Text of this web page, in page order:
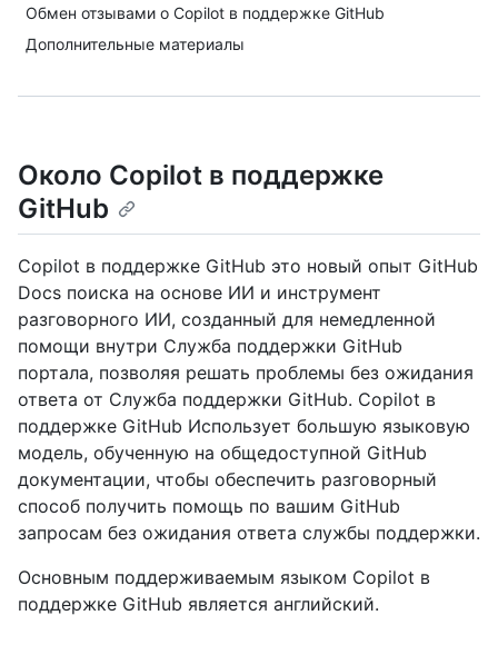
Обмен отзывами о Copilot в поддержке GitHub
Дополнительные материалы
Около Copilot в поддержке
GitHub
Copilot в поддержке GitHub это новый опыт GitHub
Docs поиска на основе ИИ и инструмент
разговорного ИИ, созданный для немедленной
помощи внутри Служба поддержки GitHub
портала, позволяя решать проблемы без ожидания
ответа от Служба поддержки GitHub. Copilot в
поддержке GitHub Использует большую языковую
модель, обученную на общедоступной GitHub
документации, чтобы обеспечить разговорный
способ получить помощь по вашим GitHub
запросам без ожидания ответа службы поддержки.
Основным поддерживаемым языком Copilot в
поддержке GitHub является английский.